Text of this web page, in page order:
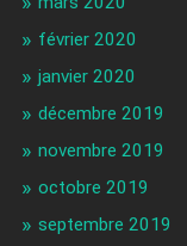
février 2020
janvier 2020
décembre 2019
novembre 2019
octobre 2019
septembre 2019